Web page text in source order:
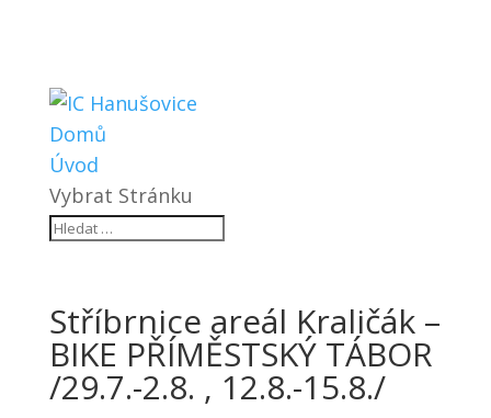
Domů
Úvod
Vybrat Stránku
Stříbrnice areál Kraličák –
BIKE PŘÍMĚSTSKÝ TÁBOR
/29.7.-2.8. , 12.8.-15.8./